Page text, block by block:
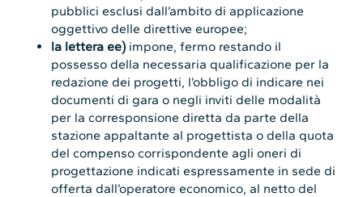
pubblici esclusi dall’ambito di applicazione
oggettivo delle direttive europee;
la lettera ee) impone, fermo restando il
possesso della necessaria qualificazione per la
redazione dei progetti, l’obbligo di indicare nei
documenti di gara o negli inviti delle modalità
per la corresponsione diretta da parte della
stazione appaltante al progettista o della quota
del compenso corrispondente agli oneri di
progettazione indicati espressamente in sede di
offerta dall’operatore economico, al netto del